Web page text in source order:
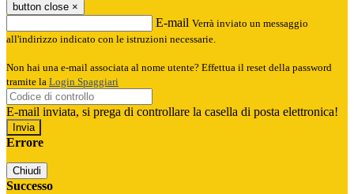
button close ×
E-mail Verrà inviato un messaggio
all'indirizzo indicato con le istruzioni necessarie.
Non hai una e-mail associata al nome utente? Effettua il reset della password
tramite la Login Spaggiari
E-mail inviata, si prega di controllare la casella di posta elettronica!
Errore
Chiudi
Successo